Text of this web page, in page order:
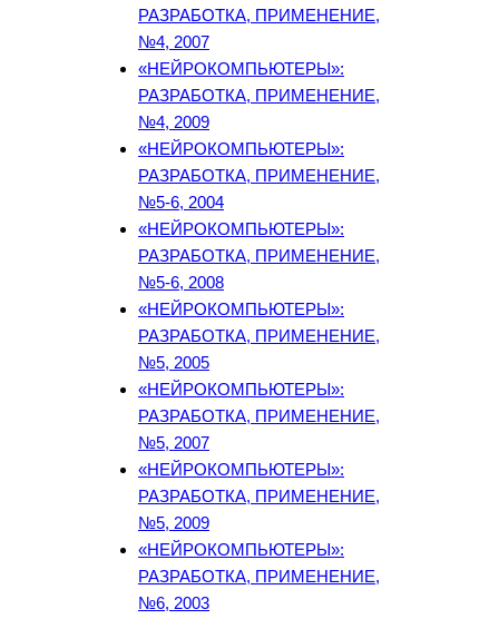
РАЗРАБОТКА, ПРИМЕНЕНИЕ,
№4, 2007
«НЕЙРОКОМПЬЮТЕРЫ»:
РАЗРАБОТКА, ПРИМЕНЕНИЕ,
№4, 2009
«НЕЙРОКОМПЬЮТЕРЫ»:
РАЗРАБОТКА, ПРИМЕНЕНИЕ,
№5-6, 2004
«НЕЙРОКОМПЬЮТЕРЫ»:
РАЗРАБОТКА, ПРИМЕНЕНИЕ,
№5-6, 2008
«НЕЙРОКОМПЬЮТЕРЫ»:
РАЗРАБОТКА, ПРИМЕНЕНИЕ,
№5, 2005
«НЕЙРОКОМПЬЮТЕРЫ»:
РАЗРАБОТКА, ПРИМЕНЕНИЕ,
№5, 2007
«НЕЙРОКОМПЬЮТЕРЫ»:
РАЗРАБОТКА, ПРИМЕНЕНИЕ,
№5, 2009
«НЕЙРОКОМПЬЮТЕРЫ»:
РАЗРАБОТКА, ПРИМЕНЕНИЕ,
№6, 2003